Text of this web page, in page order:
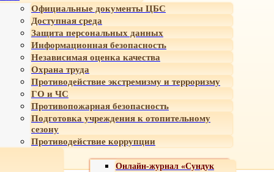
Официальные документы ЦБС
Доступная среда
Защита персональных данных
Информационная безопасность
Независимая оценка качества
Охрана труда
Противодействие экстремизму и терроризму
ГО и ЧС
Противопожарная безопасность
Подготовка учреждения к отопительному
сезону
Противодействие коррупции
Онлайн-журнал «Сундук